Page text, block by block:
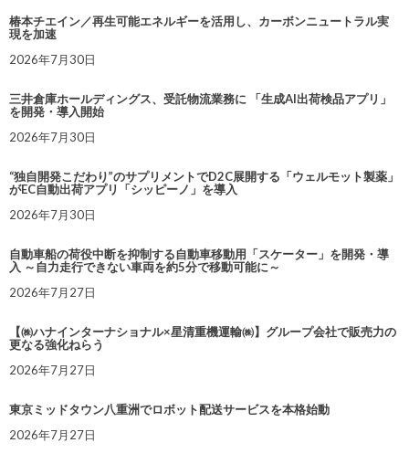
椿本チエイン／再生可能エネルギーを活用し、カーボンニュートラル実
現を加速
2026年7月30日
三井倉庫ホールディングス、受託物流業務に 「生成AI出荷検品アプリ」
を開発・導入開始
2026年7月30日
“独自開発こだわり”のサプリメントでD2C展開する「ウェルモット製薬」
がEC自動出荷アプリ「シッピーノ」を導入
2026年7月30日
自動車船の荷役中断を抑制する自動車移動用「スケーター」を開発・導
入 ～自力走行できない車両を約5分で移動可能に～
2026年7月27日
【㈱ハナインターナショナル×星清重機運輸㈱】グループ会社で販売力の
更なる強化ねらう
2026年7月27日
東京ミッドタウン八重洲でロボット配送サービスを本格始動
2026年7月27日